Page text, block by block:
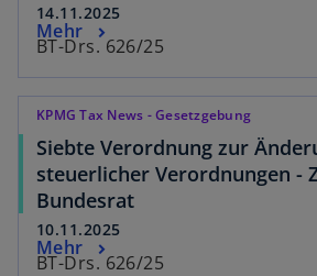
14.11.2025
BT-Drs. 626/25
Mehr
KPMG Tax News - Gesetzgebung
Siebte Verordnung zur
steuerlicher Verordnungen -
Bundesrat
10.11.2025
BT-Drs. 626/25
Mehr